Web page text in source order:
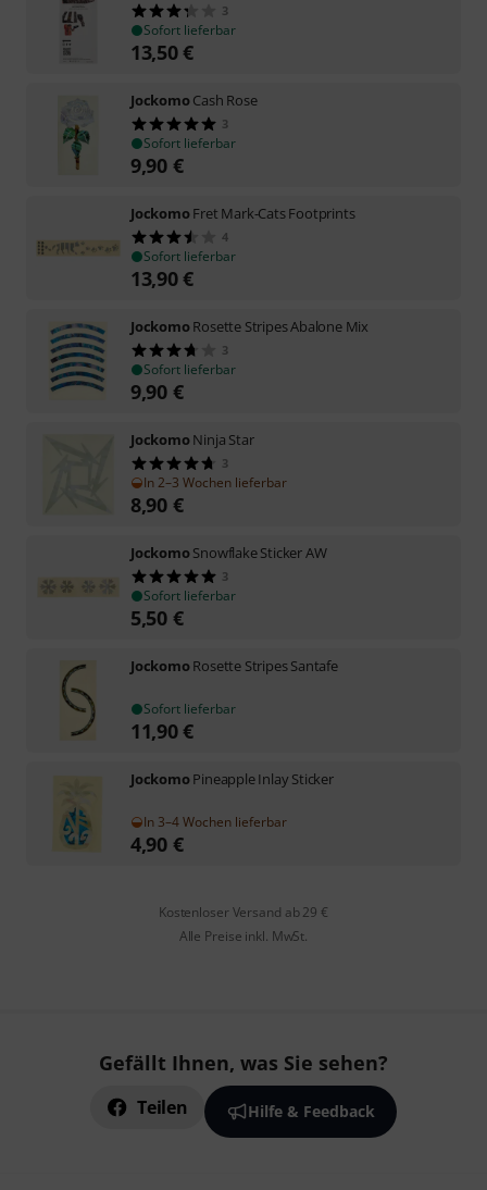
3
Sofort lieferbar
13,50€
JockomoCash Rose
3
Sofort lieferbar
9,90 €
JockomoFret Mark-Cats Footprints
4
Sofort lieferbar
13,90€
JockomoRosette Stripes Abalone Mix
3
Sofort lieferbar
9,90 €
JockomoNinja Star
3
In 2–3 Wochen lieferbar
8,90 €
JockomoSnowflake Sticker AW
3
Sofort lieferbar
5,50 €
JockomoRosette Stripes Santafe
Sofort lieferbar
11,90€
JockomoPineapple Inlay Sticker
In 3–4 Wochen lieferbar
4,90 €
Kostenloser Versand ab 29 €
Alle Preise inkl. MwSt.
Gefällt Ihnen, was Sie sehen?
Teilen Hilfe & Feedback